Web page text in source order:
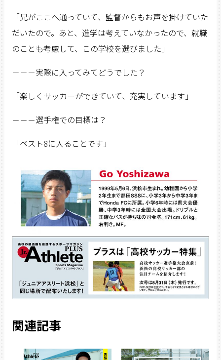
「兄がここへ通っていて、監督からもお声を掛けていた
だいたので。あと、進学は考えていなかったので、就職
のことも考慮して、この学校を選びました」
－－－実際に入ってみてどうでした？
「楽しくサッカーができていて、充実しています」
－－－選手権での目標は？
「ベスト8に入ることです」
関連記事